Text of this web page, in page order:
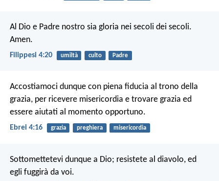
Al Dio e Padre nostro sia gloria nei secoli dei secoli.
Amen.
Filippesi 4:20 umiltà culto Padre
Accostiamoci dunque con piena fiducia al trono della
grazia, per ricevere misericordia e trovare grazia ed
essere aiutati al momento opportuno.
Ebrei 4:16 grazia preghiera misericordia
Sottomettetevi dunque a Dio; resistete al diavolo, ed
egli fuggirà da voi.